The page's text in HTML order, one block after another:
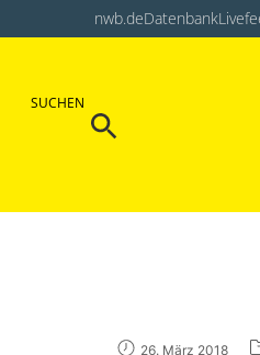
nwb.deDatenbank
SUCHEN
Search
26. März 2018